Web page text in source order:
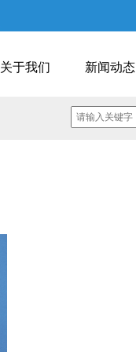
关于我们 新闻动态